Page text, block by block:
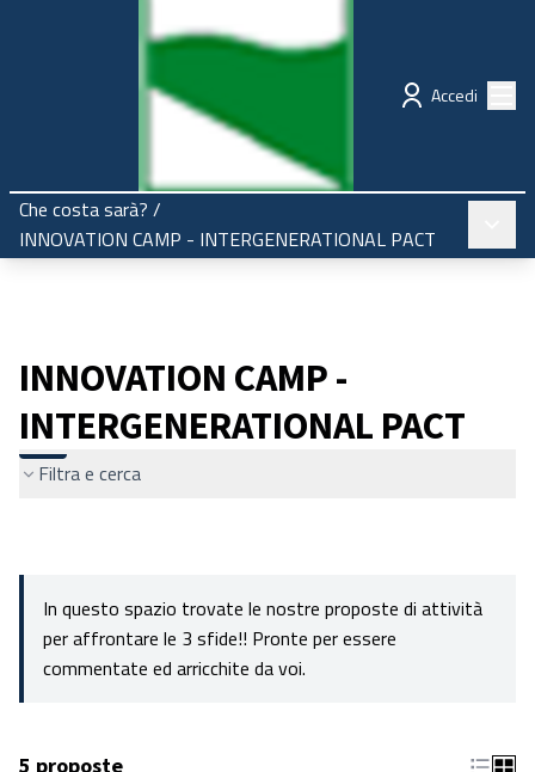
Regione Emilia-Romagna Partecipazione
Accedi
Che costa sarà? /
INNOVATION CAMP - INTERGENERATIONAL PACT
INNOVATION CAMP -
INTERGENERATIONAL PACT
Filtra e cerca
In questo spazio trovate le nostre proposte di attività
per affrontare le 3 sfide!! Pronte per essere
commentate ed arricchite da voi.
5 proposte